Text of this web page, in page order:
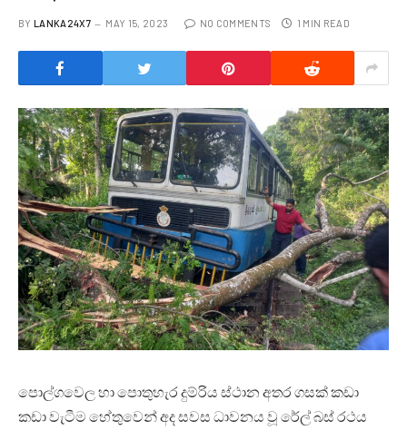
BY LANKA24X7 MAY 15, 2023 NO COMMENTS 1 MIN READ
පොල්ගවෙල හා පොතුහැර දුම්රිය ස්ථාන අතර ගසක් කඩා
කඩා වැටීම හේතුවෙන් අද සවස ධාවනය වූ රේල් බස් රථය